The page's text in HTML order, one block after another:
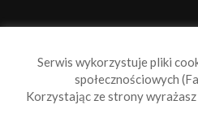
Serwis wykorzystuje pliki
społecznościowych
Korzystając ze strony